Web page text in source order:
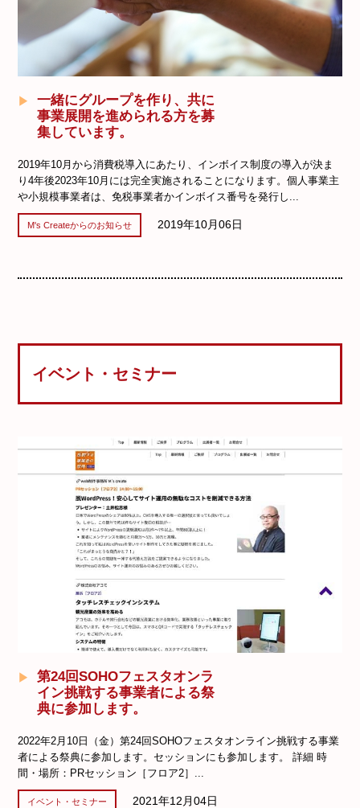
一緒にグループを作り、共に
事業展開を進められる方を募
集しています。
2019年10月から消費税導入にあたり、インボイス制度の導入が決ま
り4年後2023年10月には完全実施されることになります。個人事業主
や小規模事業者は、免税事業者かインボイス番号を発行し...
M's Createからのお知らせ 2019年10月06日
イベント・セミナー
第24回SOHOフェスタオンラ
イン挑戦する事業者による祭
典に参加します。
2022年2月10日（金）第24回SOHOフェスタオンライン挑戦する事業
者による祭典に参加します。セッションにも参加します。 詳細 時
間・場所：PRセッション［フロア2］...
イベント・セミナー 2021年12月04日